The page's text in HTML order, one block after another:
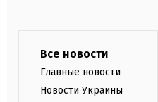
Все новости
Главные новости
Новости Украины